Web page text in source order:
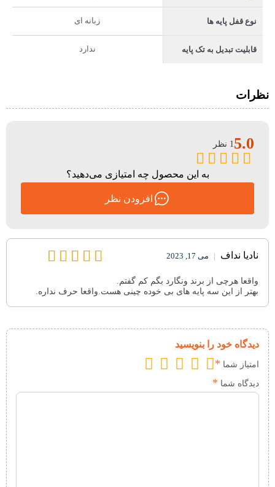
نوع قفل پایه ها زبانه ای
قابلیت تبدیل به تک پایه ندارد
نظرات
نادیا نداف | می 17, 2023
واقعا هرچی از برند ونگارد بگم کم گفتم.
بهتر از این سه پایه های بی خوده چینی هست.واقعا حرف نداره.
دیدگاه خود را بنویسید
امتیاز شما *
دیدگاه شما *
5.01 نظر
به این محصول چه امتیازی می‌دهید؟
افزودن نظر